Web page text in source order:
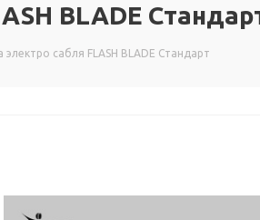
BLADE
электро сабля FLASH BLADE Стандарт